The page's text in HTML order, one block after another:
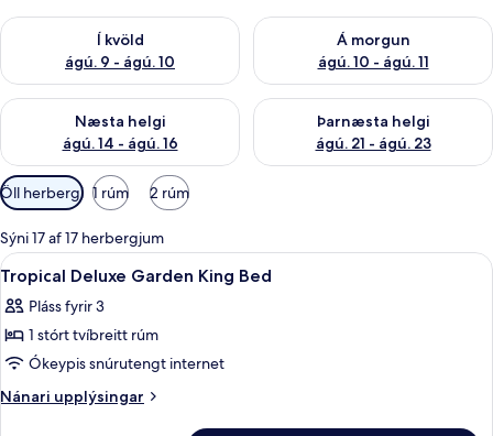
Í kvöld
ágú. 9 - ágú. 10
Athuga framboð í kvöld ágú. 9 - ágú. 10
Á morgun
ágú. 10 - ágú. 11
Athuga framboð á morgun
Næsta helgi
ágú. 14 - ágú. 16
Athuga framboð næstu helgi ágú. 14 - ágú. 16
Þarnæsta helgi
ágú. 21 - ágú. 23
Athuga framboð þarnæstu
Síur
í
boði
fyrir
herbergi
Öll herbergi 1 rúm 2 rúm
Sýni 17 af 17 herbergjum
Skoða
allar
myndir
fyrir
Tropical
Deluxe
Míníbar, öryggishólf í herbergi,
8
Tropical Deluxe Garden King Bed
Pláss fyrir 3
1 stórt tvíbreitt rúm
Ókeypis snúrutengt internet
Nánari upplýsingar
Nánari